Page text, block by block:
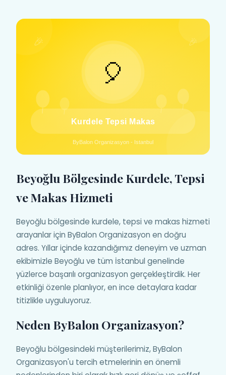
Beyoğlu Bölgesinde Kurdele, Tepsi
ve Makas Hizmeti
Beyoğlu bölgesinde kurdele, tepsi ve makas hizmeti
arayanlar için ByBalon Organizasyon en doğru
adres. Yıllar içinde kazandığımız deneyim ve uzman
ekibimizle Beyoğlu ve tüm İstanbul genelinde
yüzlerce başarılı organizasyon gerçekleştirdik. Her
etkinliği özenle planlıyor, en ince detaylara kadar
titizlikle uyguluyoruz.
Neden ByBalon Organizasyon?
Beyoğlu bölgesindeki müşterilerimiz, ByBalon
Organizasyon'u tercih etmelerinin en önemli